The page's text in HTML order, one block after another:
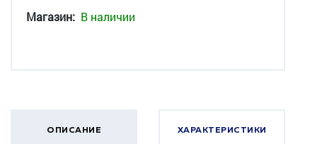
Магазин: В наличии
ОПИСАНИЕ ХАРАКТЕРИСТИКИ